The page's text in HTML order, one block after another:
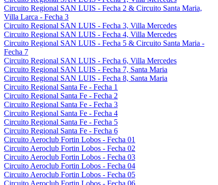
Circuito Regional SAN LUIS - Fecha 2 & Circuito Santa Maria,
Villa Larca - Fecha 3
Circuito Regional SAN LUIS - Fecha 3, Villa Mercedes
Circuito Regional SAN LUIS - Fecha 4, Villa Mercedes
Circuito Regional SAN LUIS - Fecha 5 & Circuito Santa Maria -
Fecha 7
Circuito Regional SAN LUIS - Fecha 6, Villa Mercedes
Circuito Regional SAN LUIS - Fecha 7, Santa Maria
Circuito Regional SAN LUIS - Fecha 8, Santa Maria
Circuito Regional Santa Fe - Fecha 1
Circuito Regional Santa Fe - Fecha 2
Circuito Regional Santa Fe - Fecha 3
Circuito Regional Santa Fe - Fecha 4
Circuito Regional Santa Fe - Fecha 5
Circuito Regional Santa Fe - Fecha 6
Circuito Aeroclub Fortin Lobos - Fecha 01
Circuito Aeroclub Fortin Lobos - Fecha 02
Circuito Aeroclub Fortin Lobos - Fecha 03
Circuito Aeroclub Fortin Lobos - Fecha 04
Circuito Aeroclub Fortin Lobos - Fecha 05
Circuito Aeroclub Fortin Lobos - Fecha 06